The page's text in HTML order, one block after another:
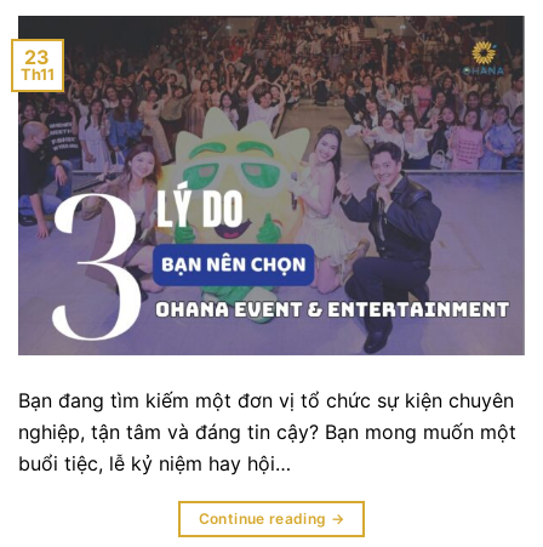
23
Th11
Bạn đang tìm kiếm một đơn vị tổ chức sự kiện chuyên
nghiệp, tận tâm và đáng tin cậy? Bạn mong muốn một
buổi tiệc, lễ kỷ niệm hay hội…
Continue reading →